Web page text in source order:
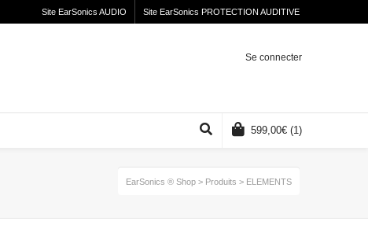
Site EarSonics AUDIO Site EarSonics PROTECTION AUDITIVE
Se connecter
599,00€ (1)
EarSonics ® Shop > Produits > ELEMENTS